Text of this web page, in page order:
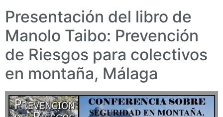
Presentación del libro de
Manolo Taibo: Prevención
de Riesgos para colectivos
en montaña, Málaga